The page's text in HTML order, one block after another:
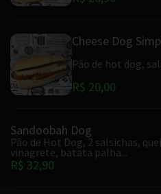
Cheese Dog
Pão de hot dog,
R$ 20,00
Sandoobah Dog
Pão de Hot Dog, 2 salsichas,
vinagrete, batata palha...
R$ 32,90